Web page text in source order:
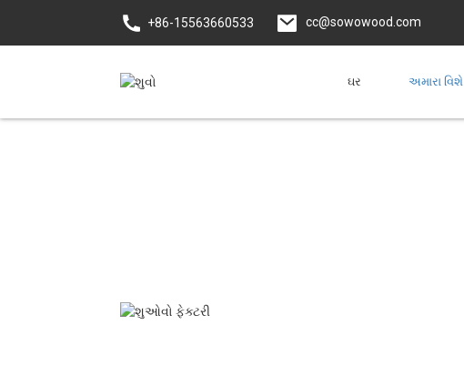
+86-15563660533 cc@sowowood.com
ઘર અમારા વિશે